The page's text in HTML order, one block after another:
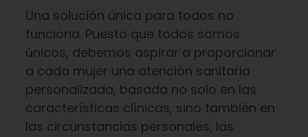
Una solución única para todos no
funciona. Puesto que todos somos
únicos, debemos aspirar a proporcionar
a cada mujer una atención sanitaria
personalizada, basada no solo en las
características clínicas, sino también en
las circunstancias personales, las